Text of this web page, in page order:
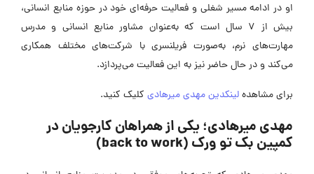
او در ادامه مسیر شغلی و فعالیت حرفه‌ای خود در حوزه منابع انسانی،
بیش از 7 سال است که به‌عنوان مشاور منابع انساني و مدرس
مهارت‌های نرم، به‌صورت فریلنسری با شرکت‌های مختلف همکاری
می‌کند و در حال حاضر نیز به این فعالیت می‌پردازد.
برای مشاهدهلینکدین مهدی میرهادی کلیک کنید.
مهدی میرهادی؛ یکی از همراهان کارجویان در
کمپین بک تو ورک (back to work)